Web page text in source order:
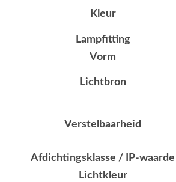
Kleur
Lampfitting
Vorm
Lichtbron
Verstelbaarheid
Afdichtingsklasse / IP-waarde
Lichtkleur